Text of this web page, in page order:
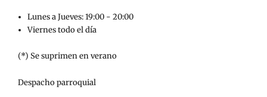
Lunes a Jueves: 19:00 - 20:00
Viernes todo el día
(*) Se suprimen en verano
Despacho parroquial